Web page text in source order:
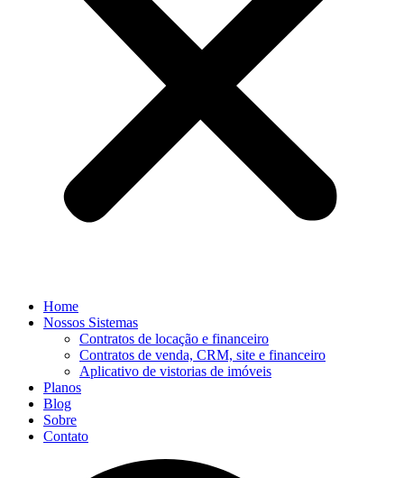
Home
Nossos Sistemas
Contratos de locação e financeiro
Contratos de venda, CRM, site e financeiro
Aplicativo de vistorias de imóveis
Planos
Blog
Sobre
Contato